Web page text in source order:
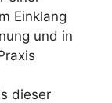
Einklang
und in
dieser